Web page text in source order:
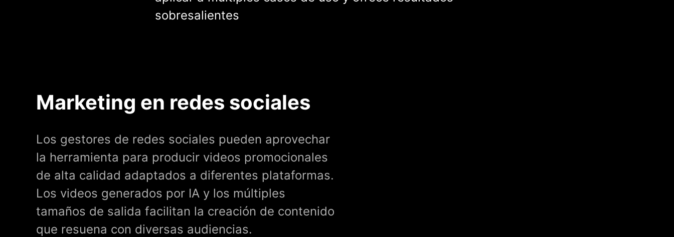
sobresalientes
Marketing en redes sociales
Los gestores de redes sociales pueden aprovechar
la herramienta para producir videos promocionales
de alta calidad adaptados a diferentes plataformas.
Los videos generados por IA y los múltiples
tamaños de salida facilitan la creación de contenido
que resuena con diversas audiencias.